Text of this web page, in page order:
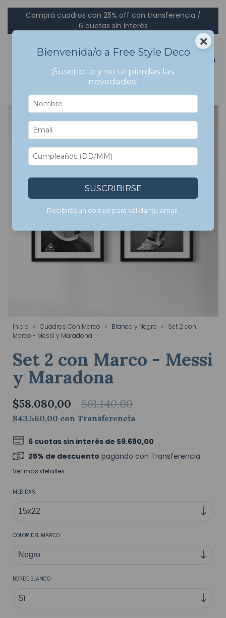
Comprá cuadros con 25% off con transferencia /
6 cuotas sin interés
%OFF
Inicio > Cuadros Con Marco > Blanco y Negro > Set 2 con
Marco - Messi y Maradona
Set 2 con Marco - Messi
y Maradona
$58.080,00 $61.140,00
$43.560,00 con Transferencia
6 cuotas sin interés de $9.680,00
25% de descuento pagando con Transferencia
Ver más detalles
MEDIDAS
COLOR DEL MARCO
BORDE BLANCO
×
Bienvenida/o a Free Style Deco
¡Suscribite y no te pierdas las
novedades!
SUSCRIBIRSE
Recibirás un correo para validar tu email.